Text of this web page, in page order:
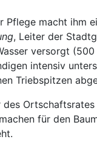
macht ihm
, Leiter der
versorgt
intensiv
Triebspitzen
für den